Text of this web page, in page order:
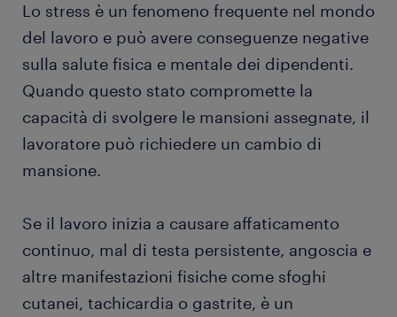
Lo stress è un fenomeno frequente nel mondo
del lavoro e può avere conseguenze negative
sulla salute fisica e mentale dei dipendenti.
Quando questo stato compromette la
capacità di svolgere le mansioni assegnate, il
lavoratore può richiedere un cambio di
mansione.
Se il lavoro inizia a causare affaticamento
continuo, mal di testa persistente, angoscia e
altre manifestazioni fisiche come sfoghi
cutanei, tachicardia o gastrite, è un